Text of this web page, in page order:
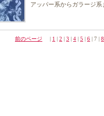
アッパー系からガラージ系
前のページ 1 2 3 4 5 6 | 7 | 8